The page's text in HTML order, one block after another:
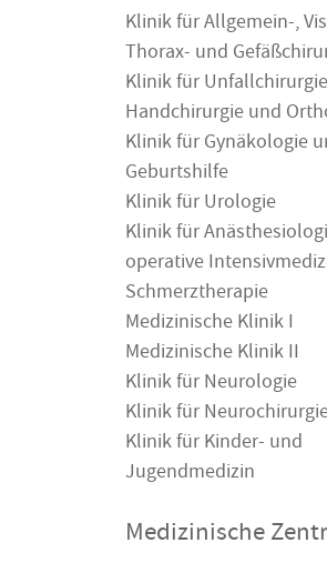
Klinik für Allgemein-,
Thorax- und
Klinik für
Handchirurgie und
Klinik für Gynäkologie
Geburtshilfe
Klinik für Urologie
Klinik für
operative
Schmerztherapie
Medizinische Klinik I
Medizinische Klinik II
Klinik für Neurologie
Klinik für
Klinik für Kinder- und
Jugendmedizin
Medizinische